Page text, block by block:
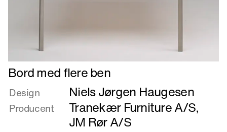
Læs
mere
om
Bord
med
Bord med flere ben
Design Niels Jørgen Haugesen
Producent Tranekær Furniture A/S,
JM Rør A/S